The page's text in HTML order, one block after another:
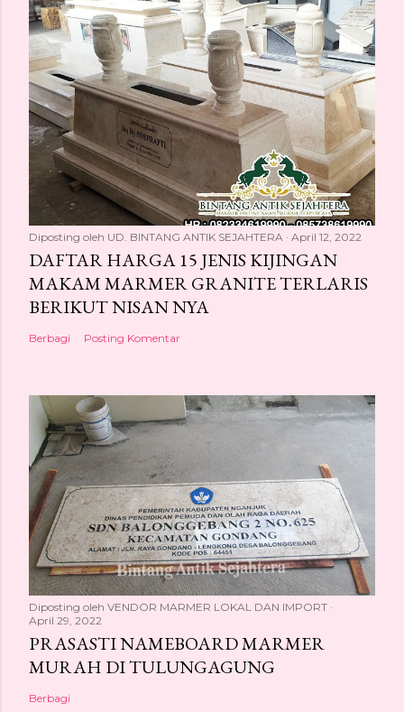
Diposting oleh UD. BINTANG ANTIK SEJAHTERA April 12, 2022
DAFTAR HARGA 15 JENIS KIJINGAN
MAKAM MARMER GRANITE TERLARIS
BERIKUT NISAN NYA
Berbagi Posting Komentar
Diposting oleh VENDOR MARMER LOKAL DAN IMPORT
April 29, 2022
PRASASTI NAMEBOARD MARMER
MURAH DI TULUNGAGUNG
Berbagi